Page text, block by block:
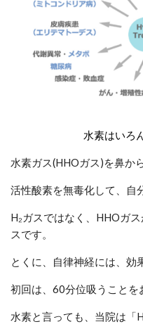
水素はいろ
水素ガス(HHOガス)を鼻か
活性酸素を無毒化して、自
H₂ガスではなく、HHOガ
スです。
とくに、自律神経には、効
初回は、60分位吸うことを
水素と言っても、当院は「